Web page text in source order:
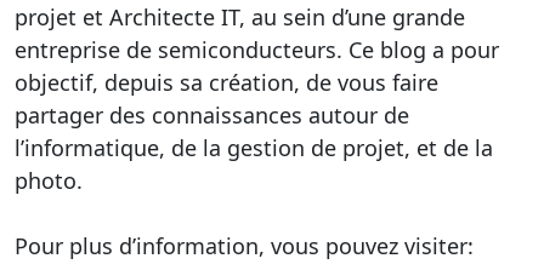
projet et Architecte IT, au sein d’une grande
entreprise de semiconducteurs. Ce blog a pour
objectif, depuis sa création, de vous faire
partager des connaissances autour de
l’informatique, de la gestion de projet, et de la
photo.
Pour plus d’information, vous pouvez visiter: